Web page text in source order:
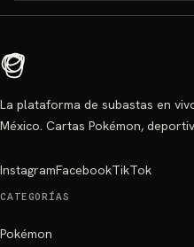
La plataforma de subastas en
México. Cartas Pokémon,
InstagramFacebookTikTok
CATEGORÍAS
Pokémon